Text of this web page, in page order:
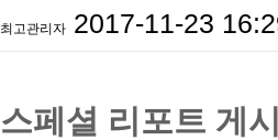
최고관리자 2017-11-23
스페셜 리포트 게